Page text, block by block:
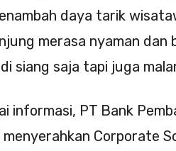
daya tarik
merasa nyaman
siang saja tapi juga
informasi, PT Bank
Corporate